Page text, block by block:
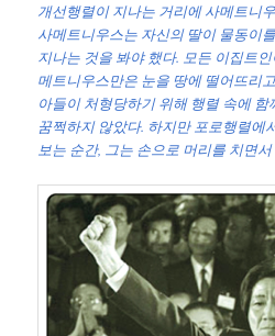
개선행렬이 지나는 거리에 사메트니
사메트니우스는 자신의 딸이 물동이
지나는 것을 봐야 했다. 모든 이집트
메트니우스만은 눈을 땅에 떨어뜨리
아들이 처형당하기 위해 행렬 속에
꿈쩍하지 않았다. 하지만 포로행렬에
보는 순간, 그는 손으로 머리를 치면